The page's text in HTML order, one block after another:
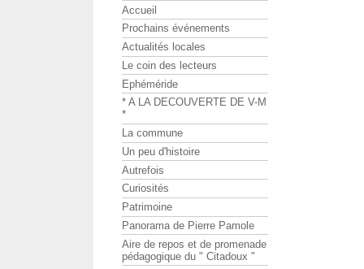
Accueil
Prochains événements
Actualités locales
Le coin des lecteurs
Ephéméride
* A LA DECOUVERTE DE V-M
*
La commune
Un peu d'histoire
Autrefois
Curiosités
Patrimoine
Panorama de Pierre Pamole
Aire de repos et de promenade
pédagogique du " Citadoux "